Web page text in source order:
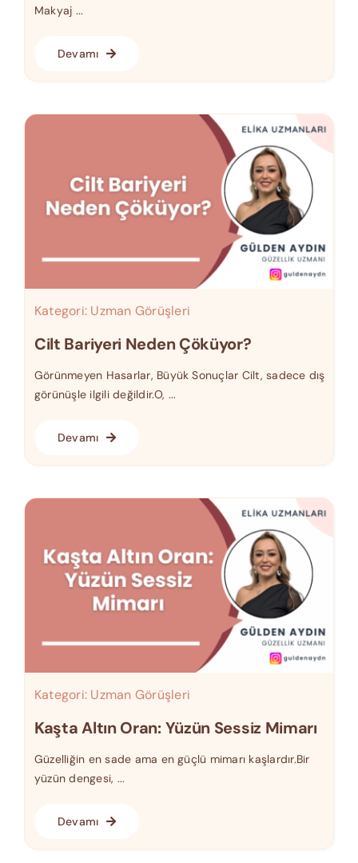
Makyaj ...
Devamı
Kategori: Uzman Görüşleri
Cilt Bariyeri Neden Çöküyor?
Görünmeyen Hasarlar, Büyük Sonuçlar Cilt, sadece dış
görünüşle ilgili değildir.O, ...
Devamı
Kategori: Uzman Görüşleri
Kaşta Altın Oran: Yüzün Sessiz Mimarı
Güzelliğin en sade ama en güçlü mimarı kaşlardır.Bir
yüzün dengesi, ...
Devamı